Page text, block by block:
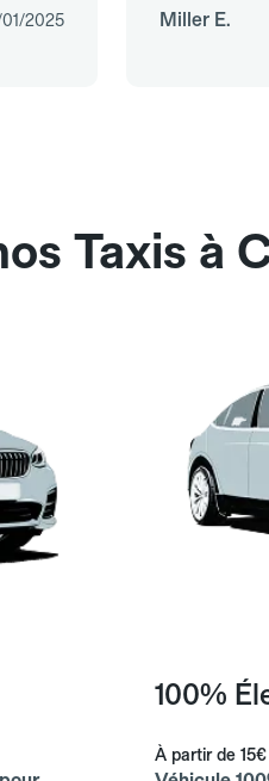
2025 Miller E.
Taxis à
100%
À partir de 15€